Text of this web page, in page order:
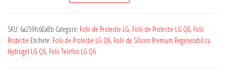
LG
Q6
SKU: 6a259fc60a8b Categorii: Folii de Protectie LG, Folii de Protectie LG Q6, Folii
Protectie Etichete: Folii de Protectie LG Q6, Folii de Silicon Premium Regenerabil cu
Hydrogel LG Q6, Folii Telefon LG Q6